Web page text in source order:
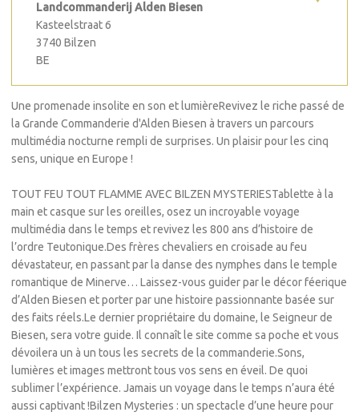
Landcommanderij Alden Biesen
Kasteelstraat 6
3740 Bilzen
BE
Une promenade insolite en son et lumièreRevivez le riche passé de
la Grande Commanderie d'Alden Biesen à travers un parcours
multimédia nocturne rempli de surprises. Un plaisir pour les cinq
sens, unique en Europe !
TOUT FEU TOUT FLAMME AVEC BILZEN MYSTERIESTablette à la
main et casque sur les oreilles, osez un incroyable voyage
multimédia dans le temps et revivez les 800 ans d’histoire de
l’ordre Teutonique.Des frères chevaliers en croisade au feu
dévastateur, en passant par la danse des nymphes dans le temple
romantique de Minerve… Laissez-vous guider par le décor féerique
d’Alden Biesen et porter par une histoire passionnante basée sur
des faits réels.Le dernier propriétaire du domaine, le Seigneur de
Biesen, sera votre guide. Il connaît le site comme sa poche et vous
dévoilera un à un tous les secrets de la commanderie.Sons,
lumières et images mettront tous vos sens en éveil. De quoi
sublimer l’expérience. Jamais un voyage dans le temps n’aura été
aussi captivant !Bilzen Mysteries : un spectacle d’une heure pour